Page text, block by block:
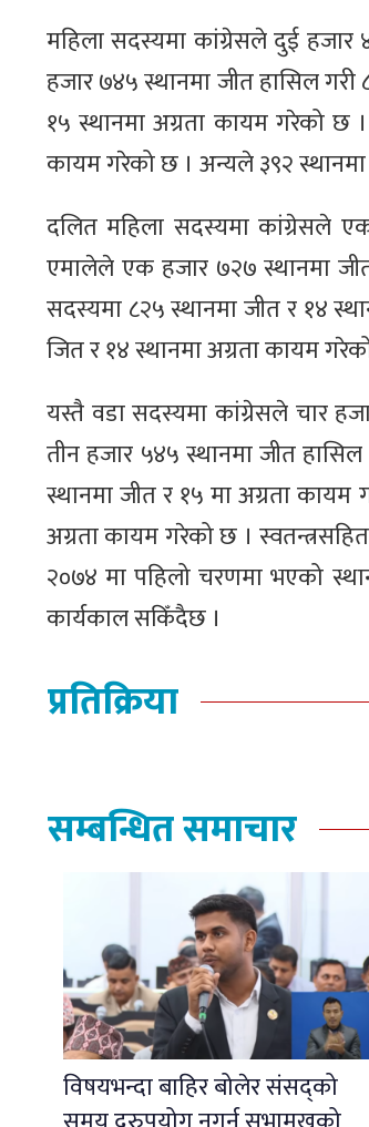
महिला सदस्यमा कांग्रेसले दुई
हजार ७४५ स्थानमा जीत हासिल
१५ स्थानमा अग्रता कायम गरेको छ
कायम गरेको छ । अन्यले ३९२
दलित महिला सदस्यमा कांग्रेसले
एमालेले एक हजार ७२७ स्थानमा
सदस्यमा ८२५ स्थानमा जीत र १४
जित र १४ स्थानमा अग्रता कायम
यस्तै वडा सदस्यमा कांग्रेसले चार
तीन हजार ५४५ स्थानमा जीत
स्थानमा जीत र १५ मा अग्रता कायम
अग्रता कायम गरेको छ ।
२०७४ मा पहिलो चरणमा भएको
कार्यकाल सकिँदैछ ।
प्रतिक्रिया
सम्बन्धित समाचार
विषयभन्दा बाहिर बोलेर संसद्को